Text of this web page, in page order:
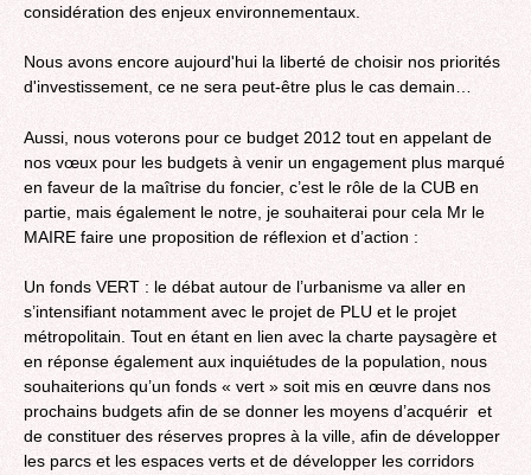
considération des enjeux environnementaux.
Nous avons encore aujourd'hui la liberté de choisir nos priorités
d'investissement, ce ne sera peut-être plus le cas demain…
Aussi, nous voterons pour ce budget 2012 tout en appelant de
nos vœux pour les budgets à venir un engagement plus marqué
en faveur de la maîtrise du foncier, c’est le rôle de la CUB en
partie, mais également le notre, je souhaiterai pour cela Mr le
MAIRE faire une proposition de réflexion et d’action :
Un fonds VERT : le débat autour de l’urbanisme va aller en
s’intensifiant notamment avec le projet de PLU et le projet
métropolitain. Tout en étant en lien avec la charte paysagère et
en réponse également aux inquiétudes de la population, nous
souhaiterions qu’un fonds « vert » soit mis en œuvre dans nos
prochains budgets afin de se donner les moyens d’acquérir et
de constituer des réserves propres à la ville, afin de développer
les parcs et les espaces verts et de développer les corridors